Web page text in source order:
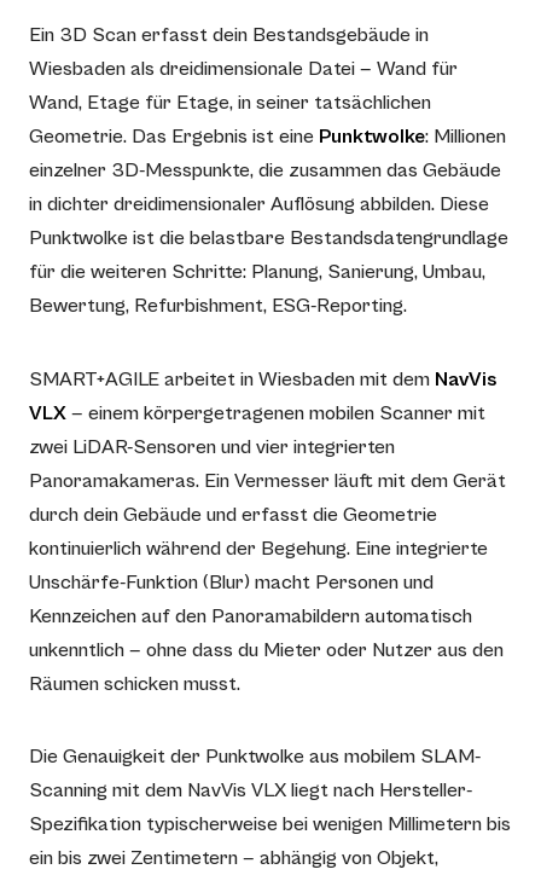
Ein 3D Scan erfasst dein Bestandsgebäude in
Wiesbaden als dreidimensionale Datei — Wand für
Wand, Etage für Etage, in seiner tatsächlichen
Geometrie. Das Ergebnis ist eine Punktwolke: Millionen
einzelner 3D-Messpunkte, die zusammen das Gebäude
in dichter dreidimensionaler Auflösung abbilden. Diese
Punktwolke ist die belastbare Bestandsdatengrundlage
für die weiteren Schritte: Planung, Sanierung, Umbau,
Bewertung, Refurbishment, ESG-Reporting.
SMART+AGILE arbeitet in Wiesbaden mit dem NavVis
VLX — einem körpergetragenen mobilen Scanner mit
zwei LiDAR-Sensoren und vier integrierten
Panoramakameras. Ein Vermesser läuft mit dem Gerät
durch dein Gebäude und erfasst die Geometrie
kontinuierlich während der Begehung. Eine integrierte
Unschärfe-Funktion (Blur) macht Personen und
Kennzeichen auf den Panoramabildern automatisch
unkenntlich — ohne dass du Mieter oder Nutzer aus den
Räumen schicken musst.
Die Genauigkeit der Punktwolke aus mobilem SLAM-
Scanning mit dem NavVis VLX liegt nach Hersteller-
Spezifikation typischerweise bei wenigen Millimetern bis
ein bis zwei Zentimetern — abhängig von Objekt,